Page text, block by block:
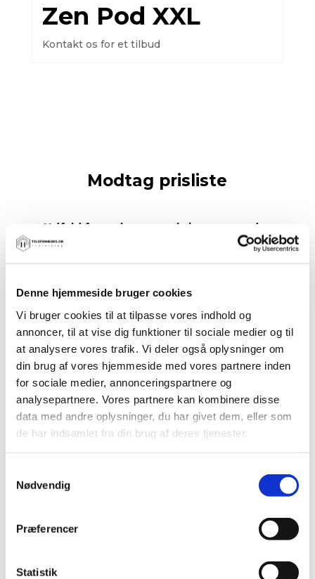
Denne hjemmeside bruger cookies
Vi bruger cookies til at tilpasse vores indhold og
annoncer, til at vise dig funktioner til sociale medier og til
at analysere vores trafik. Vi deler også oplysninger om
din brug af vores hjemmeside med vores partnere inden
for sociale medier, annonceringspartnere og
analysepartnere. Vores partnere kan kombinere disse
data med andre oplysninger, du har givet dem, eller som
de har indsamlet fra din brug af deres tjenester.
Nødvendig
Præferencer
Statistik
Zen Pod XXL
Kontakt os for et tilbud
Modtag prisliste
Udfyld formularen og skriv gerne under
bemærkninger, at I ønsker tilsendt
prisliste.
I vores magasin finder I priser, specifikationer
og inspiration der kan hjælpe jer på vej mod
at vælge den rigtige boks. Vi guider jer
igennem hele processen.
Få
tilsendt
en